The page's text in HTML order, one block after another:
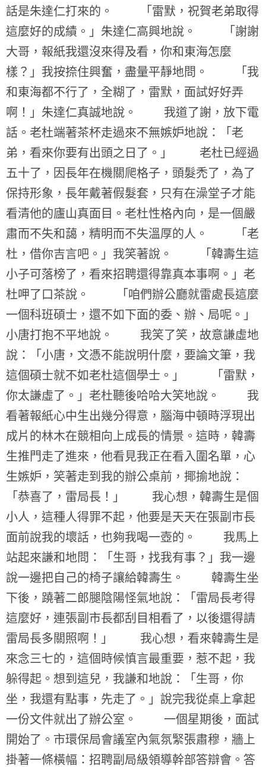
話是朱達仁打來的。 「雷默，祝賀老弟取得
這麼好的成績。」朱達仁高興地說。 「謝謝
大哥，報紙我還沒來得及看，你和東海怎麼
樣？」我按捺住興奮，盡量平靜地問。 「我
和東海都不行了，全糊了，雷默，面試好好弄
啊！」朱達仁真誠地說。 我道了謝，放下電
話。老杜端著茶杯走過來不無嫉妒地說：「老
弟，看來你要有出頭之日了。」 老杜已經過
五十了，因長年在機關爬格子，頭髮禿了，為了
保持形象，長年戴著假髮套，只有在澡堂子才能
看清他的廬山真面目。老杜性格內向，是一個嚴
肅而不失和藹，精明而不失溫厚的人。 「老
杜，借你吉言吧。」我笑著說。 「韓壽生這
小子可落榜了，看來招聘還得靠真本事啊。」老
杜呷了口茶說。 「咱們辦公廳就雷處長這麼
一個科班碩士，還不如下面的委、辦、局呢。」
小唐打抱不平地說。 我笑了笑，故意謙虛地
說：「小唐，文憑不能說明什麼，要論文筆，我
這個碩士就不如老杜這個學士。」 「雷默，
你太謙虛了。」老杜聽後哈哈大笑地說。 我
看著報紙心中生出幾分得意，腦海中頓時浮現出
成片的林木在競相向上成長的情景。這時，韓壽
生推門走了進來，他看見我正在看入圍名單，心
生嫉妒，笑著走到我的辦公桌前，揶揄地說：
「恭喜了，雷局長！」 我心想，韓壽生是個
小人，這種人得罪不起，他要是天天在張副市長
面前說我的壞話，也夠我喝一壺的。 我馬上
站起來謙和地問：「生哥，找我有事？」我一邊
說一邊把自己的椅子讓給韓壽生。 韓壽生坐
下後，蹺著二郎腿陰陽怪氣地說：「雷局長考得
這麼好，連張副市長都刮目相看了，以後還得請
雷局長多關照啊！」 我心想，看來韓壽生是
來念三七的，這個時候慎言最重要，惹不起，我
躲得起。想到這兒，我謙和地說：「生哥，你
坐，我還有點事，先走了。」說完我從桌上拿起
一份文件就出了辦公室。 一個星期後，面試
開始了。市環保局會議室內氣氛緊張肅穆，牆上
掛著一條橫幅：招聘副局級領導幹部答辯會。答